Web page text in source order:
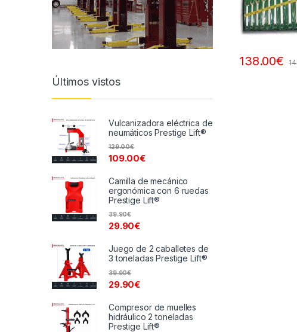
138.00€
Últimos vistos
Vulcanizadora eléctrica de
neumáticos Prestige Lift®
109.00€
129.00€
Camilla de mecánico
ergonómica con 6 ruedas
Prestige Lift®
29.90€
39.90€
Juego de 2 caballetes de
3 toneladas Prestige Lift®
29.90€
39.90€
Compresor de muelles
hidráulico 2 toneladas
Prestige Lift®